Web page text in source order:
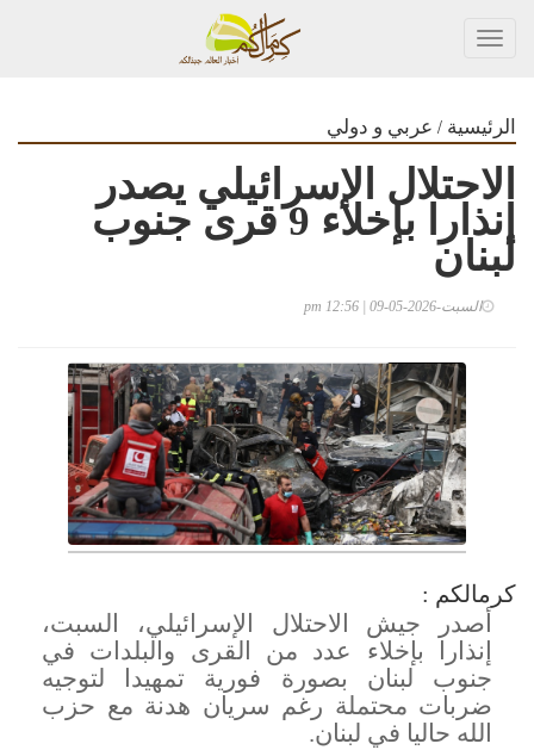
الرئيسية / عربي و دولي
الاحتلال الإسرائيلي يصدر
إنذارا بإخلاء 9 قرى جنوب
لبنان
السبت-2026-05-09 | 12:56 pm
كرمالكم :
أصدر جيش الاحتلال الإسرائيلي، السبت،
إنذارا بإخلاء عدد من القرى والبلدات في
جنوب لبنان بصورة فورية تمهيدا لتوجيه
ضربات محتملة رغم سريان هدنة مع حزب
الله حاليا في لبنان.